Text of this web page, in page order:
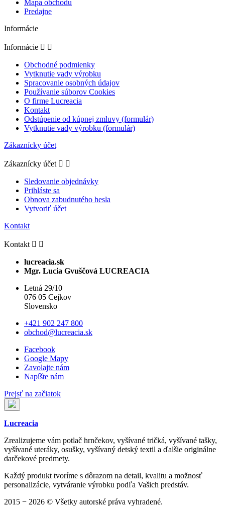
Mapa obchodu
Predajne
Informácie
Informácie  
Obchodné podmienky
Vytknutie vady výrobku
Spracovanie osobných údajov
Používanie súborov Cookies
O firme Lucreacia
Kontakt
Odstúpenie od kúpnej zmluvy (formulár)
Vytknutie vady výrobku (formulár)
Zákaznícky účet
Zákaznícky účet  
Sledovanie objednávky
Prihláste sa
Obnova zabudnutého hesla
Vytvoriť účet
Kontakt
Kontakt  
lucreacia.sk
Mgr. Lucia Gvuščová LUCREACIA
Letná 29/10
076 05 Cejkov
Slovensko
+421 902 247 800
obchod@lucreacia.sk
Facebook
Google Mapy
Zavolajte nám
Napíšte nám
Prejsť na začiatok
Lucreacia
Zrealizujeme vám potlač hrnčekov, vyšívané tričká, vyšívané tašky,
vyšívané uteráky, osušky, vyšívaný detský textil a ďalšie originálne
darčekové predmety.
Každý produkt tvoríme s dôrazom na detail, kvalitu a možnosť
personalizácie, vytváranie výrobku podľa Vašich predstáv.
2015 − 2026 © Všetky autorské práva vyhradené.